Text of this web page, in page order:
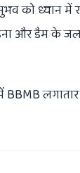
को ध्यान में
और डैम के
BBMB